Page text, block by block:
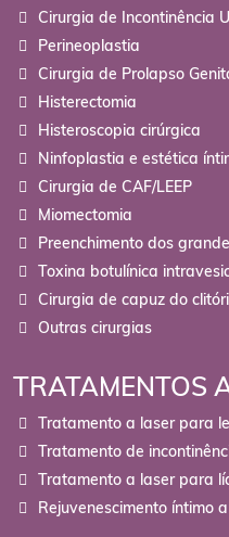
Cirurgia de Incontinência
Perineoplastia
Cirurgia de Prolapso
Histerectomia
Histeroscopia cirúrgica
Ninfoplastia e estética
Cirurgia de CAF/LEEP
Miomectomia
Preenchimento dos
Toxina botulínica
Cirurgia de capuz do
Outras cirurgias
TRATAMENTOS
Tratamento a laser para
Tratamento de
Tratamento a laser para
Rejuvenescimento íntimo